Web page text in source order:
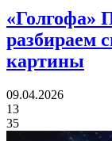
«Голгофа»
разбираем
картины
09.04.2026
13
35